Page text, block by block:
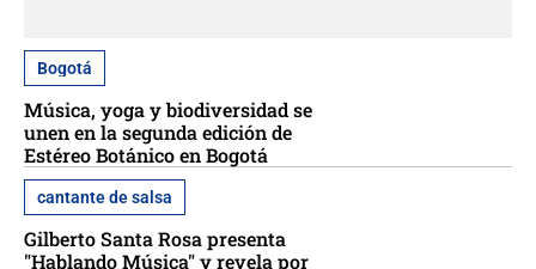
Bogotá
Música, yoga y biodiversidad se
unen en la segunda edición de
Estéreo Botánico en Bogotá
cantante de salsa
Gilberto Santa Rosa presenta
"Hablando Música" y revela por